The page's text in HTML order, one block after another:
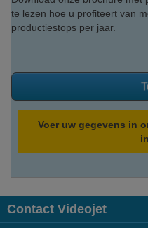
te lezen hoe u profiteert van
productiestops per jaar.
Voer uw gegevens in
Contact Videojet